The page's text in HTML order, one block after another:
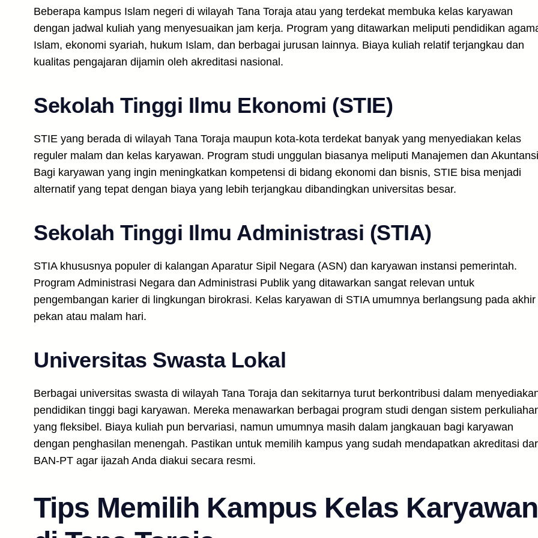
Beberapa kampus Islam negeri di wilayah Tana Toraja atau yang terdekat membuka kelas karyawan
dengan jadwal kuliah yang menyesuaikan jam kerja. Program yang ditawarkan meliputi pendidikan
Islam, ekonomi syariah, hukum Islam, dan berbagai jurusan lainnya. Biaya kuliah relatif terjangkau dan
kualitas pengajaran dijamin oleh akreditasi nasional.
Sekolah Tinggi Ilmu Ekonomi (STIE)
STIE yang berada di wilayah Tana Toraja maupun kota-kota terdekat banyak yang menyediakan kelas
reguler malam dan kelas karyawan. Program studi unggulan biasanya meliputi Manajemen dan
Bagi karyawan yang ingin meningkatkan kompetensi di bidang ekonomi dan bisnis, STIE bisa menjadi
alternatif yang tepat dengan biaya yang lebih terjangkau dibandingkan universitas besar.
Sekolah Tinggi Ilmu Administrasi (STIA)
STIA khususnya populer di kalangan Aparatur Sipil Negara (ASN) dan karyawan instansi pemerintah.
Program Administrasi Negara dan Administrasi Publik yang ditawarkan sangat relevan untuk
pengembangan karier di lingkungan birokrasi. Kelas karyawan di STIA umumnya berlangsung pada akhir
pekan atau malam hari.
Universitas Swasta Lokal
Berbagai universitas swasta di wilayah Tana Toraja dan sekitarnya turut berkontribusi dalam
pendidikan tinggi bagi karyawan. Mereka menawarkan berbagai program studi dengan sistem
yang fleksibel. Biaya kuliah pun bervariasi, namun umumnya masih dalam jangkauan bagi karyawan
dengan penghasilan menengah. Pastikan untuk memilih kampus yang sudah mendapatkan akreditasi
BAN-PT agar ijazah Anda diakui secara resmi.
Tips Memilih Kampus Kelas Karyawan